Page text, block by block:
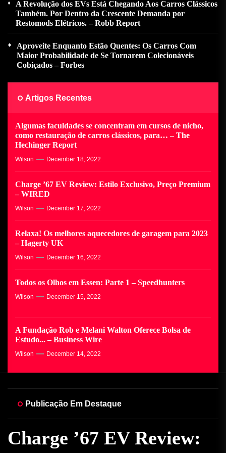
A Revolução dos EVs Está Chegando Aos Carros Clássicos
Também. Por Dentro da Crescente Demanda por
Restomods Elétricos. – Robb Report
Aproveite Enquanto Estão Quentes: Os Carros Com
Maior Probabilidade de Se Tornarem Colecionáveis ​​
Cobiçados – Forbes
Artigos Recentes
Algumas faculdades se concentram em cursos de nicho,
como restauração de carros clássicos, para… – The
Hechinger Report
Wilson December 18, 2022
Charge ’67 EV Review: Estilo Exclusivo, Preço Premium
– WIRED
Wilson December 17, 2022
Relaxa! Os melhores aquecedores de garagem para 2023
– Hagerty UK
Wilson December 16, 2022
Todos os Olhos em Essen: Parte 1 – Speedhunters
Wilson December 15, 2022
A Fundação Rob e Melani Walton Oferece Bolsa de
Estudo... – Business Wire
Wilson December 14, 2022
Publicação Em Destaque
Algumas faculdades se
Charge ’67 EV Review:
Relaxa! Os melhores
Todos os Olhos em